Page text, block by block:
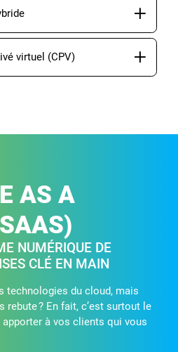
virtuel (CPV)
AS A
NUMÉRIQUE DE
CLÉ EN MAIN
technologies du cloud, mais
rebute ? En fait, c’est surtout le
à vos clients qui vous